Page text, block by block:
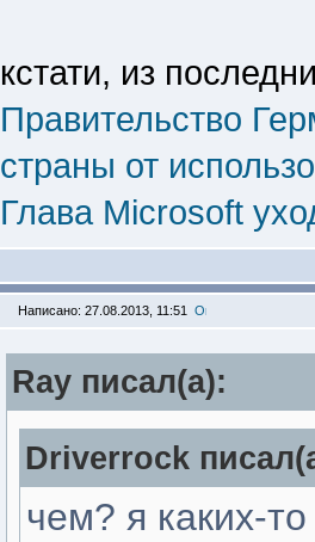
кстати, из
Правительство
страны от
Глава Microsoft
Написано: 27.08.2013, 11:51
Ray писал(a):
Driverrock
чем? я каких-